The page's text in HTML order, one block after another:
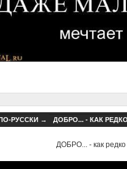
РУССКИ→ ДОБРО... - КАК
ДОБРО... - как редко